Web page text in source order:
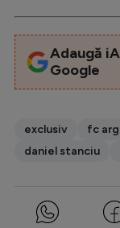
Adaugă
Google
exclusiv fc
daniel stanciu